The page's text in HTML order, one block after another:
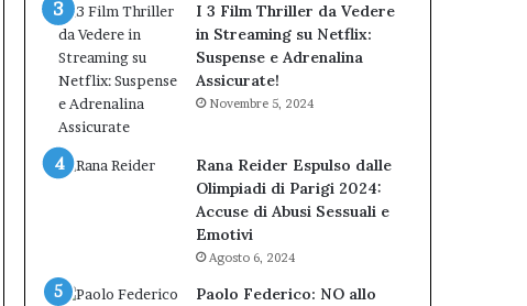
I 3 Film Thriller da Vedere
in Streaming su Netflix:
Suspense e Adrenalina
Assicurate!
Novembre 5, 2024
Rana Reider Espulso dalle
Olimpiadi di Parigi 2024:
Accuse di Abusi Sessuali e
Emotivi
Agosto 6, 2024
Paolo Federico: NO allo